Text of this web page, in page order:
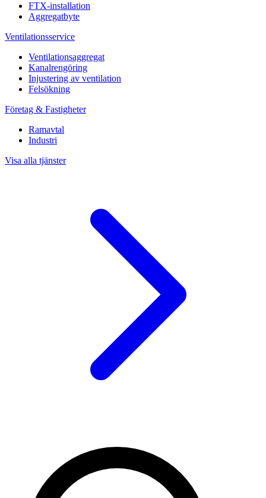
FTX-installation
Aggregatbyte
Ventilationsservice
Ventilationsaggregat
Kanalrengöring
Injustering av ventilation
Felsökning
Företag & Fastigheter
Ramavtal
Industri
Visa alla tjänster